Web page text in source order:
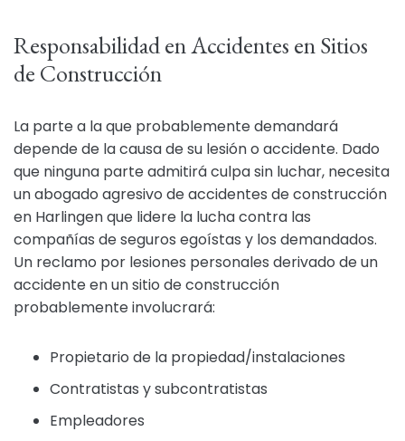
Responsabilidad en Accidentes en Sitios
de Construcción
La parte a la que probablemente demandará
depende de la causa de su lesión o accidente. Dado
que ninguna parte admitirá culpa sin luchar, necesita
un abogado agresivo de accidentes de construcción
en Harlingen que lidere la lucha contra las
compañías de seguros egoístas y los demandados.
Un reclamo por lesiones personales derivado de un
accidente en un sitio de construcción
probablemente involucrará:
Propietario de la propiedad/instalaciones
Contratistas y subcontratistas
Empleadores